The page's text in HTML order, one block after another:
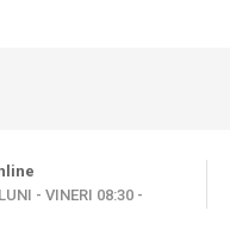
- VINERI 08:30 -